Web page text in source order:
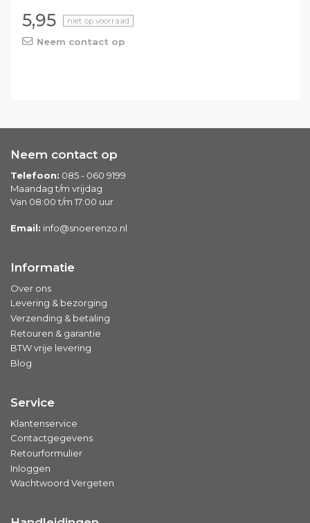
5,95 niet op voorraad
Neem contact op
Neem contact op
Telefoon: 085 - 060 9199
Maandag t/m vrijdag
Van 08:00 t/m 17:00 uur
Email: info@snoerenzo.nl
Informatie
Over ons
Levering & bezorging
Verzending & betaling
Retouren & garantie
BTW vrije levering
Blog
Service
Klantenservice
Contactgegevens
Retourformulier
Inloggen
Wachtwoord Vergeten